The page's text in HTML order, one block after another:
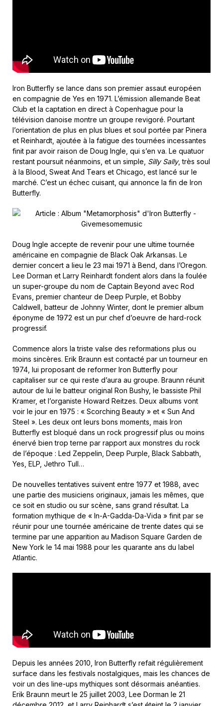
Iron Butterfly se lance dans son premier assaut européen
en compagnie de Yes en 1971. L’émission allemande Beat
Club et la captation en direct à Copenhague pour la
télévision danoise montre un groupe revigoré. Pourtant
l’orientation de plus en plus blues et soul portée par Pinera
et Reinhardt, ajoutée à la fatigue des tournées incessantes
finit par avoir raison de Doug Ingle, qui s’en va. Le quatuor
restant poursuit néanmoins, et un simple, Silly Sally, très soul
à la Blood, Sweat And Tears et Chicago, est lancé sur le
marché. C’est un échec cuisant, qui annonce la fin de Iron
Butterfly.
Doug Ingle accepte de revenir pour une ultime tournée
américaine en compagnie de Black Oak Arkansas. Le
dernier concert a lieu le 23 mai 1971 à Bend, dans l’Oregon.
Lee Dorman et Larry Reinhardt fondent alors dans la foulée
un super-groupe du nom de Captain Beyond avec Rod
Evans, premier chanteur de Deep Purple, et Bobby
Caldwell, batteur de Johnny Winter, dont le premier album
éponyme de 1972 est un pur chef d’oeuvre de hard-rock
progressif.
Commence alors la triste valse des reformations plus ou
moins sincères. Erik Braunn est contacté par un tourneur en
1974, lui proposant de reformer Iron Butterfly pour
capitaliser sur ce qui reste d’aura au groupe. Braunn réunit
autour de lui le batteur original Ron Bushy, le bassiste Phil
Kramer, et l’organiste Howard Reitzes. Deux albums vont
voir le jour en 1975 : « Scorching Beauty » et « Sun And
Steel ». Les deux ont leurs bons moments, mais Iron
Butterfly est bloqué dans un rock progressif plus ou moins
énervé bien trop terne par rapport aux monstres du rock
de l’époque : Led Zeppelin, Deep Purple, Black Sabbath,
Yes, ELP, Jethro Tull…
De nouvelles tentatives suivent entre 1977 et 1988, avec
une partie des musiciens originaux, jamais les mêmes, que
ce soit en studio ou sur scène, sans grand résultat. La
formation mythique de « In-A-Gadda-Da-Vida » finit par se
réunir pour une tournée américaine de trente dates qui se
termine par une apparition au Madison Square Garden de
New York le 14 mai 1988 pour les quarante ans du label
Atlantic.
Depuis les années 2010, Iron Butterfly refait régulièrement
surface dans les festivals nostalgiques, mais les chances de
voir un des line-ups mythiques sont désormais anéanties.
Erik Braunn meurt le 25 juillet 2003, Lee Dorman le 21